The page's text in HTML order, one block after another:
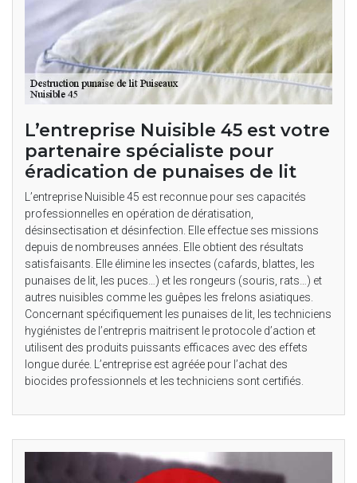
L’entreprise Nuisible 45 est votre
partenaire spécialiste pour
éradication de punaises de lit
L’entreprise Nuisible 45 est reconnue pour ses capacités
professionnelles en opération de dératisation,
désinsectisation et désinfection. Elle effectue ses missions
depuis de nombreuses années. Elle obtient des résultats
satisfaisants. Elle élimine les insectes (cafards, blattes, les
punaises de lit, les puces…) et les rongeurs (souris, rats…) et
autres nuisibles comme les guêpes les frelons asiatiques.
Concernant spécifiquement les punaises de lit, les techniciens
hygiénistes de l’entrepris maitrisent le protocole d’action et
utilisent des produits puissants efficaces avec des effets
longue durée. L’entreprise est agréée pour l’achat des
biocides professionnels et les techniciens sont certifiés.